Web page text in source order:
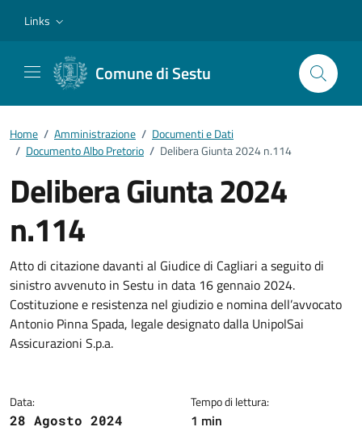
Links
Comune di Sestu
Home / Amministrazione / Documenti e Dati
/ Documento Albo Pretorio / Delibera Giunta 2024 n.114
Delibera Giunta 2024
n.114
Dettagli del documento
Atto di citazione davanti al Giudice di Cagliari a seguito di
sinistro avvenuto in Sestu in data 16 gennaio 2024.
Costituzione e resistenza nel giudizio e nomina dell’avvocato
Antonio Pinna Spada, legale designato dalla UnipolSai
Assicurazioni S.p.a.
Data:
28 Agosto 2024
Tempo di lettura:
1 min